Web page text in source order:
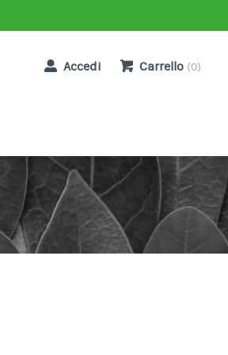
Accedi Carrello (0)